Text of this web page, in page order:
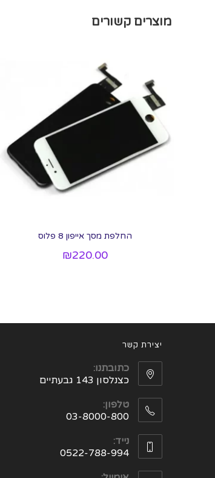
מוצרים קשורים
החלפת מסך אייפון 8 פלוס
₪220.00
יצירת קשר
כתובתנו:
כצנלסון 143 גבעתיים
טלפון:
03-8000-800
נייד:
0522-788-994